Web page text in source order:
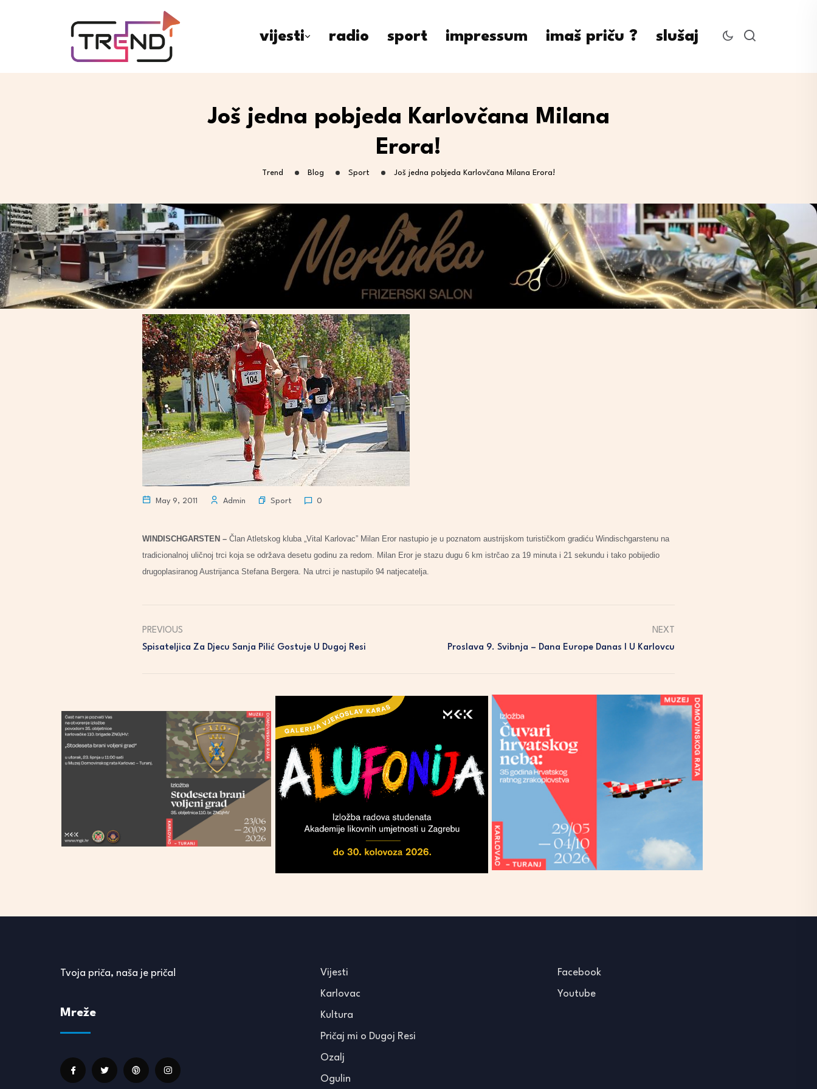
vijesti radio sport impressum imaš priču ? slušaj
Još jedna pobjeda Karlovčana Milana
Erora!
Trend Blog Sport Još jedna pobjeda Karlovčana Milana Erora!
May 9, 2011 Admin Sport 0
WINDISCHGARSTEN – Član Atletskog kluba „Vital Karlovac” Milan Eror nastupio je u poznatom austrijskom turističkom gradiću Windischgarstenu na
tradicionalnoj uličnoj trci koja se održava desetu godinu za redom. Milan Eror je stazu dugu 6 km istrčao za 19 minuta i 21 sekundu i tako pobijedio
drugoplasiranog Austrijanca Stefana Bergera. Na utrci je nastupilo 94 natjecatelja.
PREVIOUS
Spisateljica Za Djecu Sanja Pilić Gostuje U Dugoj Resi
NEXT
Proslava 9. Svibnja – Dana Europe Danas I U Karlovcu
Tvoja priča, naša je priča!
Mreže
Vijesti
Karlovac
Kultura
Pričaj mi o Dugoj Resi
Ozalj
Ogulin
Facebook
Youtube